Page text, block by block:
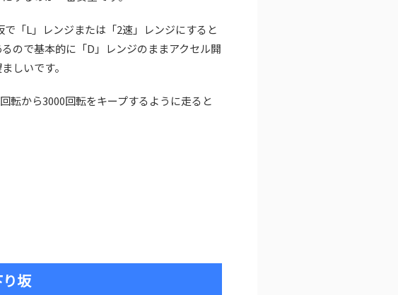
「L」レンジまたは「2速」レンジにすると
ので基本的に「D」レンジのままアクセル開
しいです。
転から3000回転をキープするように走ると
坂